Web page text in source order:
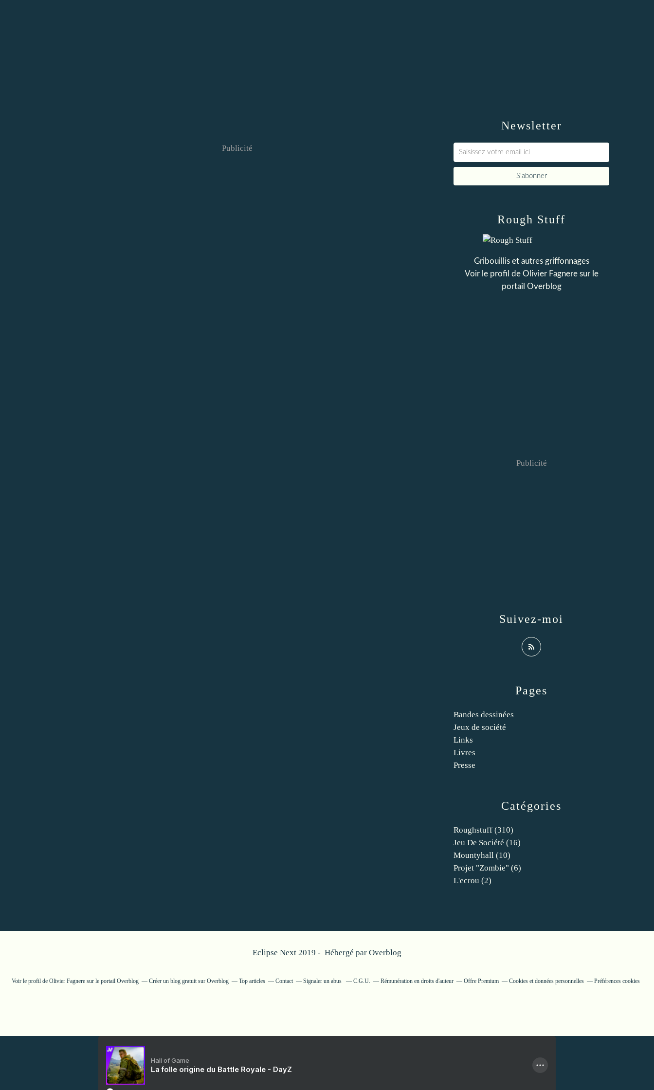
Publicité
Newsletter
Catégories
Roughstuff (310)
Jeu De Société (16)
Mountyhall (10)
Projet "zombie" (6)
L'ecrou (2)
Pages
Bandes dessinées
Jeux de société
Links
Livres
Presse
Rough Stuff
Gribouillis et autres griffonnages
Voir le profil de Olivier Fagneresur le
portail Overblog
Suivez-moi
Publicité
Eclipse Next 2019 - Hébergé par Overblog
Voir le profil de Olivier Fagneresur le portail Overblog Créer un blog gratuit sur Overblog Top articles Contact Signaler un abus C.G.U. Rémunération en droits d'auteur Offre Premium Cookies et données personnelles Préférences cookies
Hall of Game
La folle origine du Battle Royale - DayZ